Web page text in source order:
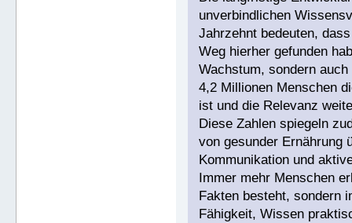
unverbindlichen
Jahrzehnt bedeuten,
Weg hierher gefunden
Wachstum, sondern
4,2 Millionen Menschen
ist und die Relevanz
Diese Zahlen spiegeln
von gesunder Ernährung
Kommunikation und
Immer mehr Menschen
Fakten besteht, sondern
Fähigkeit, Wissen